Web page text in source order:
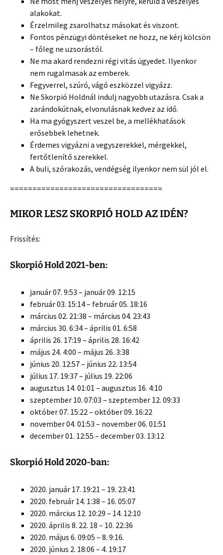
alakokat.
Érzelmileg zsarolhatsz másokat és viszont.
Fontos pénzügyi döntéseket ne hozz, ne kérj kölcsön
– főleg ne uzsorástól.
Ne ma akard rendezni régi vitás ügyedet. Ilyenkor
nem rugalmasak az emberek.
Fegyverrel, szúró, vágó eszközzel vigyázz.
Ne Skorpió Holdnál indulj nagyobb utazásra. Csak a
zarándokútnak, elvonulásnak kedvez az idő.
Ha ma gyógyszert veszel be, a mellékhatások
erősebbek lehetnek.
Érdemes vigyázni a vegyszerekkel, mérgekkel,
fertőtlenítő szerekkel.
A buli, szórakozás, vendégség ilyenkor nem sül jól el.
==================================
MIKOR LESZ SKORPIÓ HOLD AZ IDÉN?
Frissítés:
Skorpió Hold 2021-ben:
január 07. 9:53 – január 09. 12:15
február 03. 15:14 – február 05. 18:16
március 02. 21:38 – március 04. 23:43
március 30. 6:34 – április 01. 6:58
április 26. 17:19 – április 28. 16:42
május 24. 4:00 – május 26. 3:38
június 20. 12:57 – június 22. 13:54
július 17. 19:37 – július 19. 22:06
augusztus 14. 01:01 – augusztus 16. 4:10
szeptember 10. 07:03 – szeptember 12. 09:33
október 07. 15:22 – október 09. 16:22
november 04. 01:53 – november 06. 01:51
december 01. 12:55 – december 03. 13:12
Skorpió Hold 2020-ban:
2020. január 17. 19:21 – 19. 23:41
2020. február 14. 1:38 – 16. 05:07
2020. március 12. 10:29 – 14. 12:10
2020. április 8. 22. 18 – 10. 22:36
2020. május 6. 09:05 – 8. 9:16.
2020. június 2. 18:06 – 4. 19:17